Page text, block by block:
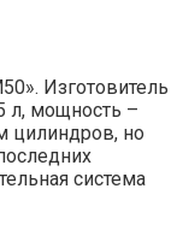
Изготовитель
л, мощность –
цилиндров, но
система